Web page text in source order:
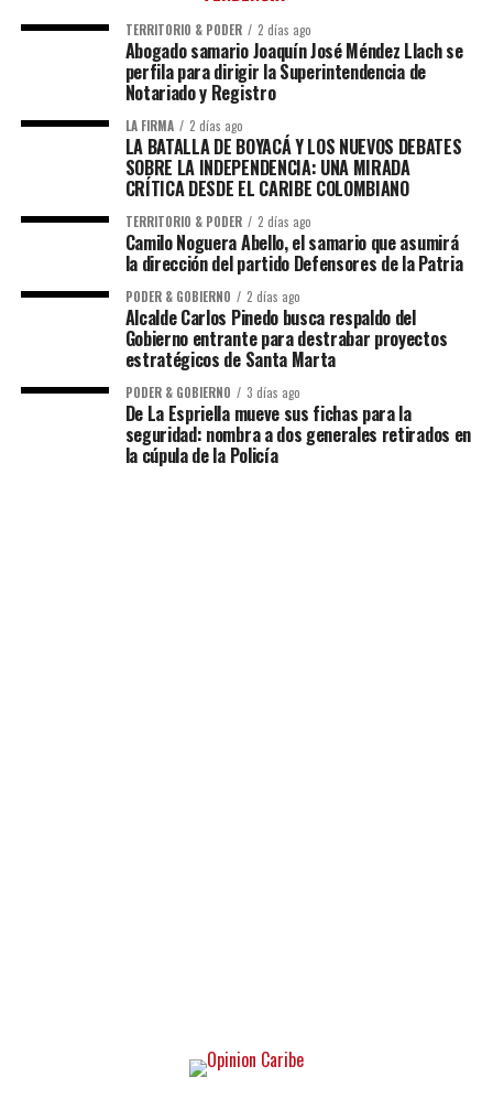
TERRITORIO & PODER 2 días ago
Abogado samario Joaquín José Méndez Llach se
perfila para dirigir la Superintendencia de
Notariado y Registro
LA FIRMA 2 días ago
LA BATALLA DE BOYACÁ Y LOS NUEVOS DEBATES
SOBRE LA INDEPENDENCIA: UNA MIRADA
CRÍTICA DESDE EL CARIBE COLOMBIANO
TERRITORIO & PODER 2 días ago
Camilo Noguera Abello, el samario que asumirá
la dirección del partido Defensores de la Patria
PODER & GOBIERNO 2 días ago
Alcalde Carlos Pinedo busca respaldo del
Gobierno entrante para destrabar proyectos
estratégicos de Santa Marta
PODER & GOBIERNO 3 días ago
De La Espriella mueve sus fichas para la
seguridad: nombra a dos generales retirados en
la cúpula de la Policía